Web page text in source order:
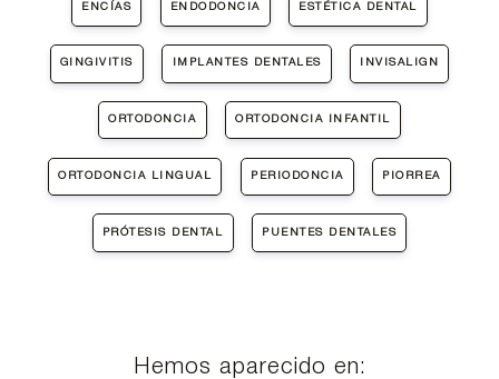
ENCÍAS ENDODONCIA ESTÉTICA DENTAL
GINGIVITIS IMPLANTES DENTALES INVISALIGN
ORTODONCIA ORTODONCIA INFANTIL
ORTODONCIA LINGUAL PERIODONCIA PIORREA
PRÓTESIS DENTAL PUENTES DENTALES
Hemos aparecido en: